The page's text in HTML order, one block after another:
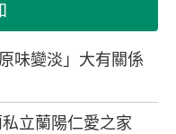
味變淡」大有關係
立蘭陽仁愛之家